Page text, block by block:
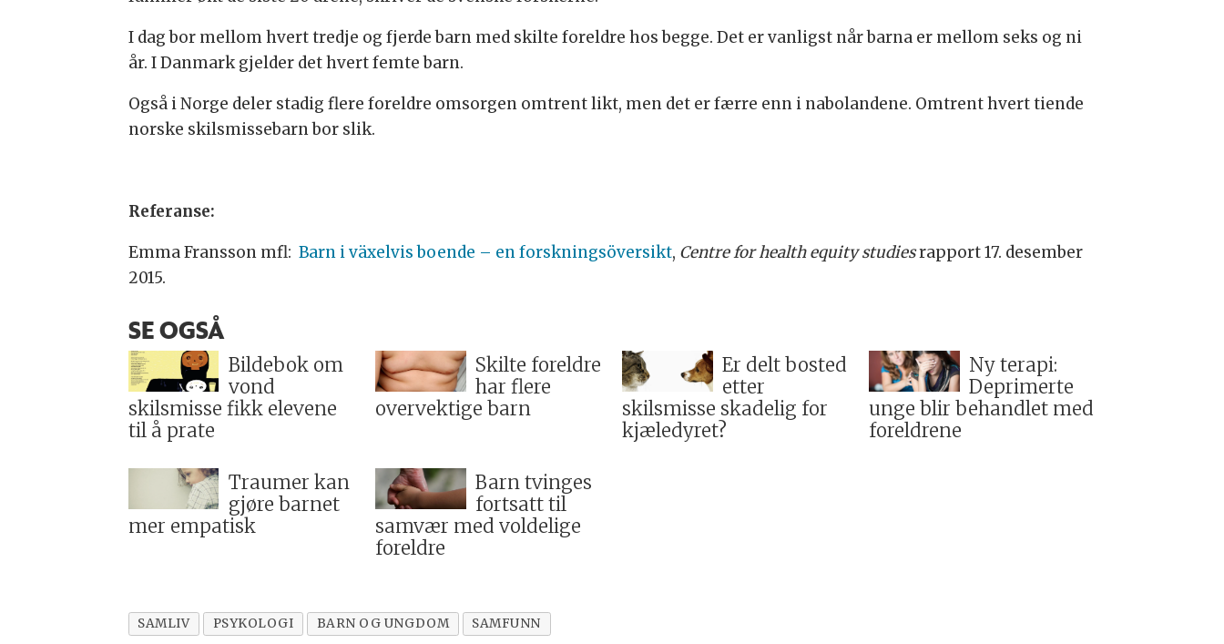
I dag bor mellom hvert tredje og fjerde barn med skilte foreldre hos begge. Det er vanligst når barna er mellom seks og ni
år. I Danmark gjelder det hvert femte barn.
Også i Norge deler stadig flere foreldre omsorgen omtrent likt, men det er færre enn i nabolandene. Omtrent hvert tiende
norske skilsmissebarn bor slik.
Referanse:
Emma Fransson mfl: Barn i växelvis boende – en forskningsöversikt, Centre for health equity studiesrapport 17. desember
2015.
SE OGSÅ
Bildebok om
vond
skilsmisse fikk elevene
til å prate
Skilte foreldre
har flere
overvektige barn
Er delt bosted
etter
skilsmisse skadelig for
kjæledyret?
Ny terapi:
Deprimerte
unge blir behandlet med
foreldrene
Traumer kan
gjøre barnet
mer empatisk
Barn tvinges
fortsatt til
samvær med voldelige
foreldre
SAMLIV PSYKOLOGI BARN OG UNGDOM SAMFUNN